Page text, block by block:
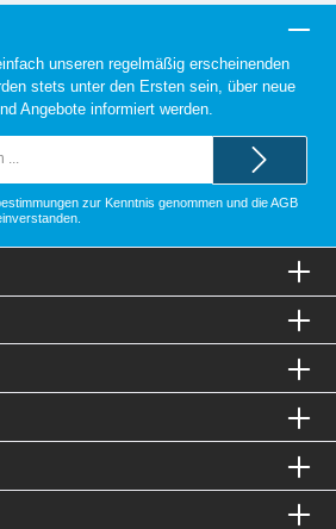
unseren regelmäßig erscheinenden
stets unter den Ersten sein, über neue
Angebote informiert werden.
zur Kenntnis genommen und dieAGB